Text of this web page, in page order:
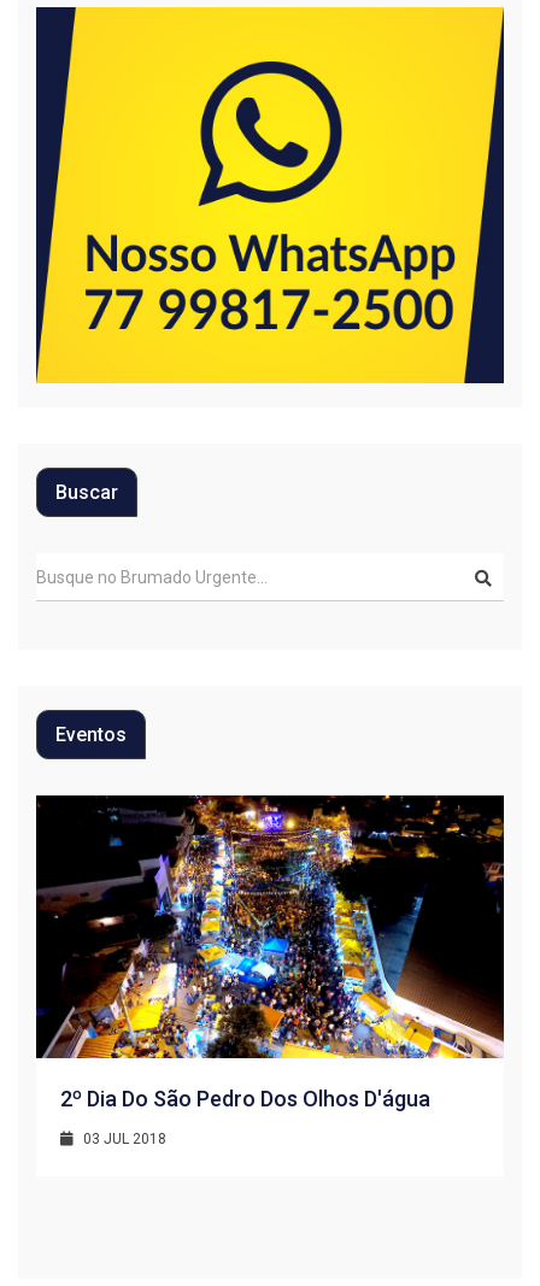
Buscar
Eventos
2º Dia Do São Pedro Dos Olhos D'água
03 JUL 2018